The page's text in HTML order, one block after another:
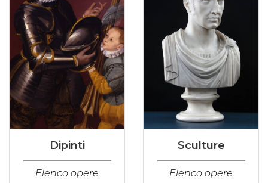
Dipinti
Elenco opere
Sculture
Elenco opere